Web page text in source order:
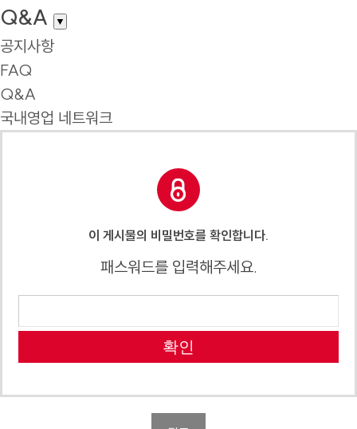
Q&A ▼
공지사항
FAQ
Q&A
국내영업 네트워크
이 게시물의 비밀번호를 확인합니다.
패스워드를 입력해주세요.
확인